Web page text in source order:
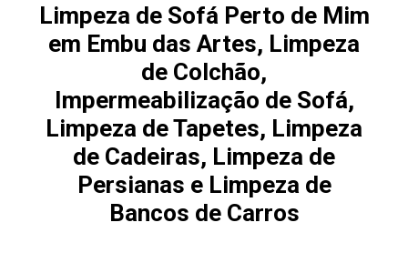
Limpeza de Sofá Perto de Mim
em Embu das Artes, Limpeza
de Colchão,
Impermeabilização de Sofá,
Limpeza de Tapetes, Limpeza
de Cadeiras, Limpeza de
Persianas e Limpeza de
Bancos de Carros